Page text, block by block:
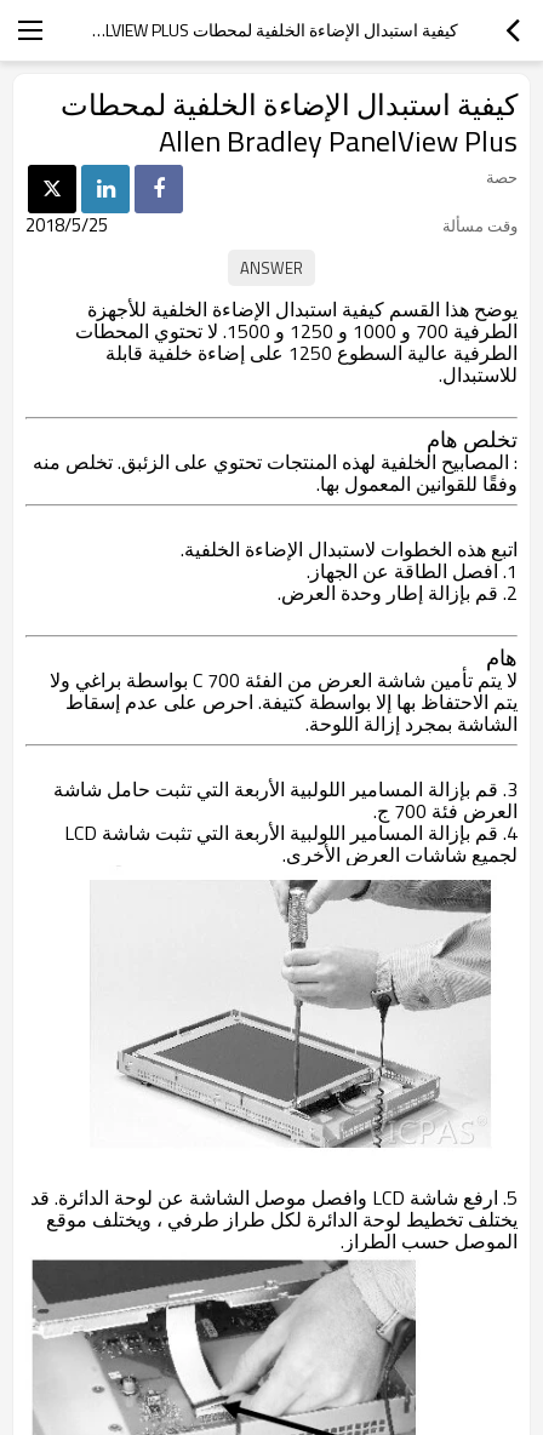
كيفية استبدال الإضاءة الخلفية لمحطات ALLEN BRADLEY PANELVIEW PLUS
كيفية استبدال الإضاءة الخلفية لمحطات
Allen Bradley PanelView Plus
حصة
وقت مسألة
2018/5/25
يوضح هذا القسم كيفية استبدال الإضاءة الخلفية للأجهزة
الطرفية 700 و 1000 و 1250 و 1500. لا تحتوي المحطات
الطرفية عالية السطوع 1250 على إضاءة خلفية قابلة
للاستبدال.
تخلص هام
: المصابيح الخلفية لهذه المنتجات تحتوي على الزئبق. تخلص منه
وفقًا للقوانين المعمول بها.
اتبع هذه الخطوات لاستبدال الإضاءة الخلفية.
1. افصل الطاقة عن الجهاز.
2. قم بإزالة إطار وحدة العرض.
هام
لا يتم تأمين شاشة العرض من الفئة C 700 بواسطة براغي ولا
يتم الاحتفاظ بها إلا بواسطة كتيفة. احرص على عدم إسقاط
الشاشة بمجرد إزالة اللوحة.
3. قم بإزالة المسامير اللولبية الأربعة التي تثبت حامل شاشة
العرض فئة 700 ج.
4. قم بإزالة المسامير اللولبية الأربعة التي تثبت شاشة LCD
لجميع شاشات العرض الأخرى.
5. ارفع شاشة LCD وافصل موصل الشاشة عن لوحة الدائرة. قد
يختلف تخطيط لوحة الدائرة لكل طراز طرفي ، ويختلف موقع
الموصل حسب الطراز.